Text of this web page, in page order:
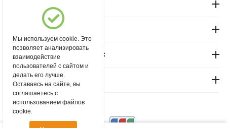
Магазин "Северный"
Покупательский сервис
Контакты
© 2004 - 2026 msever.ru.
Мы используем cookie. Это
позволяет анализировать
взаимодействие
пользователей с сайтом и
делать его лучше.
Оставаясь на сайте, вы
соглашаетесь с
использованием файлов
cookie.